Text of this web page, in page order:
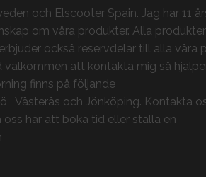
och Elscooter Spain. Jag har 11
om våra produkter. Alla
också reservdelar till alla våra
välkommen att kontakta mig så
finns på följande
, Västerås och Jönköping. Kontakta
oss här att boka tid eller ställa en